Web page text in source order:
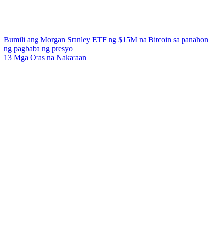
Bumili ang Morgan Stanley ETF ng $15M na Bitcoin sa panahon
ng pagbaba ng presyo
13 Mga Oras na Nakaraan